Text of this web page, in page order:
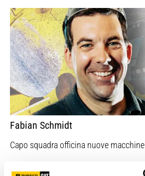
Fabian Schmidt
Capo squadra officina nuove macchine